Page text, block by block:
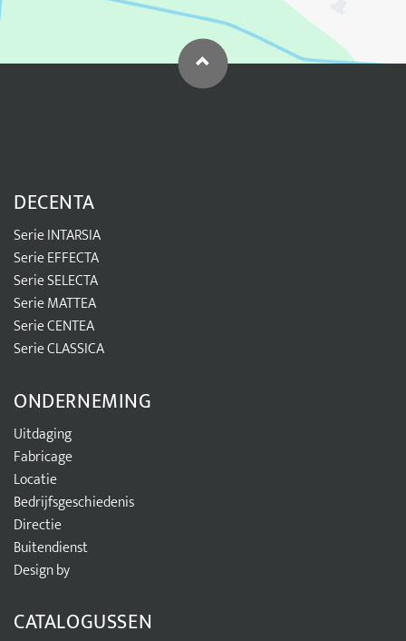
DECENTA
Serie INTARSIA
Serie EFFECTA
Serie SELECTA
Serie MATTEA
Serie CENTEA
Serie CLASSICA
ONDERNEMING
Uitdaging
Fabricage
Locatie
Bedrijfsgeschiedenis
Directie
Buitendienst
Design by
CATALOGUSSEN